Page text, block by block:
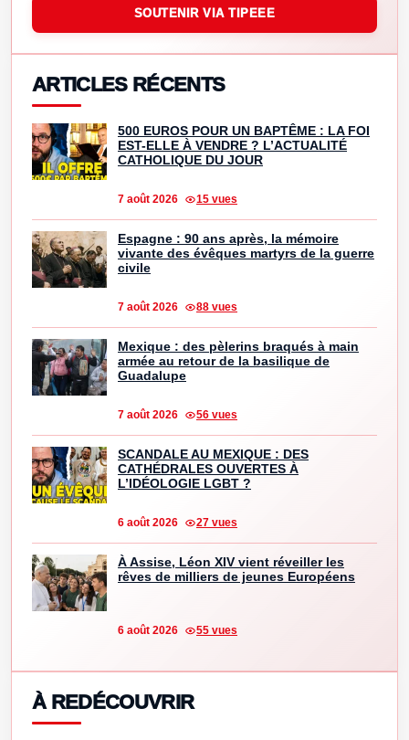
SOUTENIR VIA TIPEEE
ARTICLES RÉCENTS
500 EUROS POUR UN BAPTÊME : LA FOI
EST-ELLE À VENDRE ? L’ACTUALITÉ
CATHOLIQUE DU JOUR
7 août 2026 15 vues
Espagne : 90 ans après, la mémoire
vivante des évêques martyrs de la guerre
civile
7 août 2026 88 vues
Mexique : des pèlerins braqués à main
armée au retour de la basilique de
Guadalupe
7 août 2026 56 vues
SCANDALE AU MEXIQUE : DES
CATHÉDRALES OUVERTES À
L’IDÉOLOGIE LGBT ?
6 août 2026 27 vues
À Assise, Léon XIV vient réveiller les
rêves de milliers de jeunes Européens
6 août 2026 55 vues
À REDÉCOUVRIR